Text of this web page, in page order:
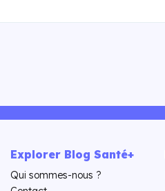
Explorer Blog Santé+
Qui sommes-nous ?